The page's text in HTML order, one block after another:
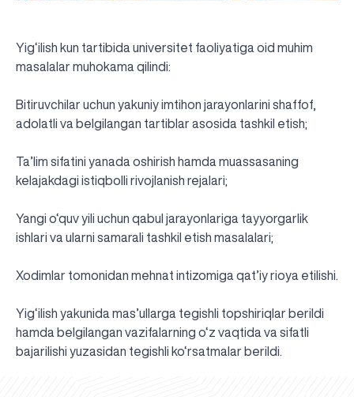
Yig‘ilish kun tartibida universitet faoliyatiga oid muhim
masalalar muhokama qilindi:
Bitiruvchilar uchun yakuniy imtihon jarayonlarini shaffof,
adolatli va belgilangan tartiblar asosida tashkil etish;
Ta’lim sifatini yanada oshirish hamda muassasaning
kelajakdagi istiqbolli rivojlanish rejalari;
Yangi o‘quv yili uchun qabul jarayonlariga tayyorgarlik
ishlari va ularni samarali tashkil etish masalalari;
Xodimlar tomonidan mehnat intizomiga qat’iy rioya etilishi.
Yig‘ilish yakunida mas’ullarga tegishli topshiriqlar berildi
hamda belgilangan vazifalarning o‘z vaqtida va sifatli
bajarilishi yuzasidan tegishli ko‘rsatmalar berildi.
UBS professori "Yangi O‘zbekiston yosh olimlari"
qatoridan joy oldi!
Sevimli "UBS xabarnomasi" gazetamizning yangi soni
nashrdan chiqdi!
UBS faoliyati tahlili va istiqboldagi rejalar
UBS oʻqituvchilari Qirgʻizistonda malaka oshirdi
G‘alaba sari olg‘a, O‘zbekiston!
TAYINLOV
UBS OAVda
UBS va bitiruvchi talabalar viloyat hokimligi tomonidan
taqdirlandi
Til oʻrganishda Ovropacha aytganda "level up" qilishni
xohlaysizmi?
Inson kapitaliga yo‘naltirilgan investitsiya — Yangi
O‘zbekiston taraqqiyotining eng muhim tayanchi